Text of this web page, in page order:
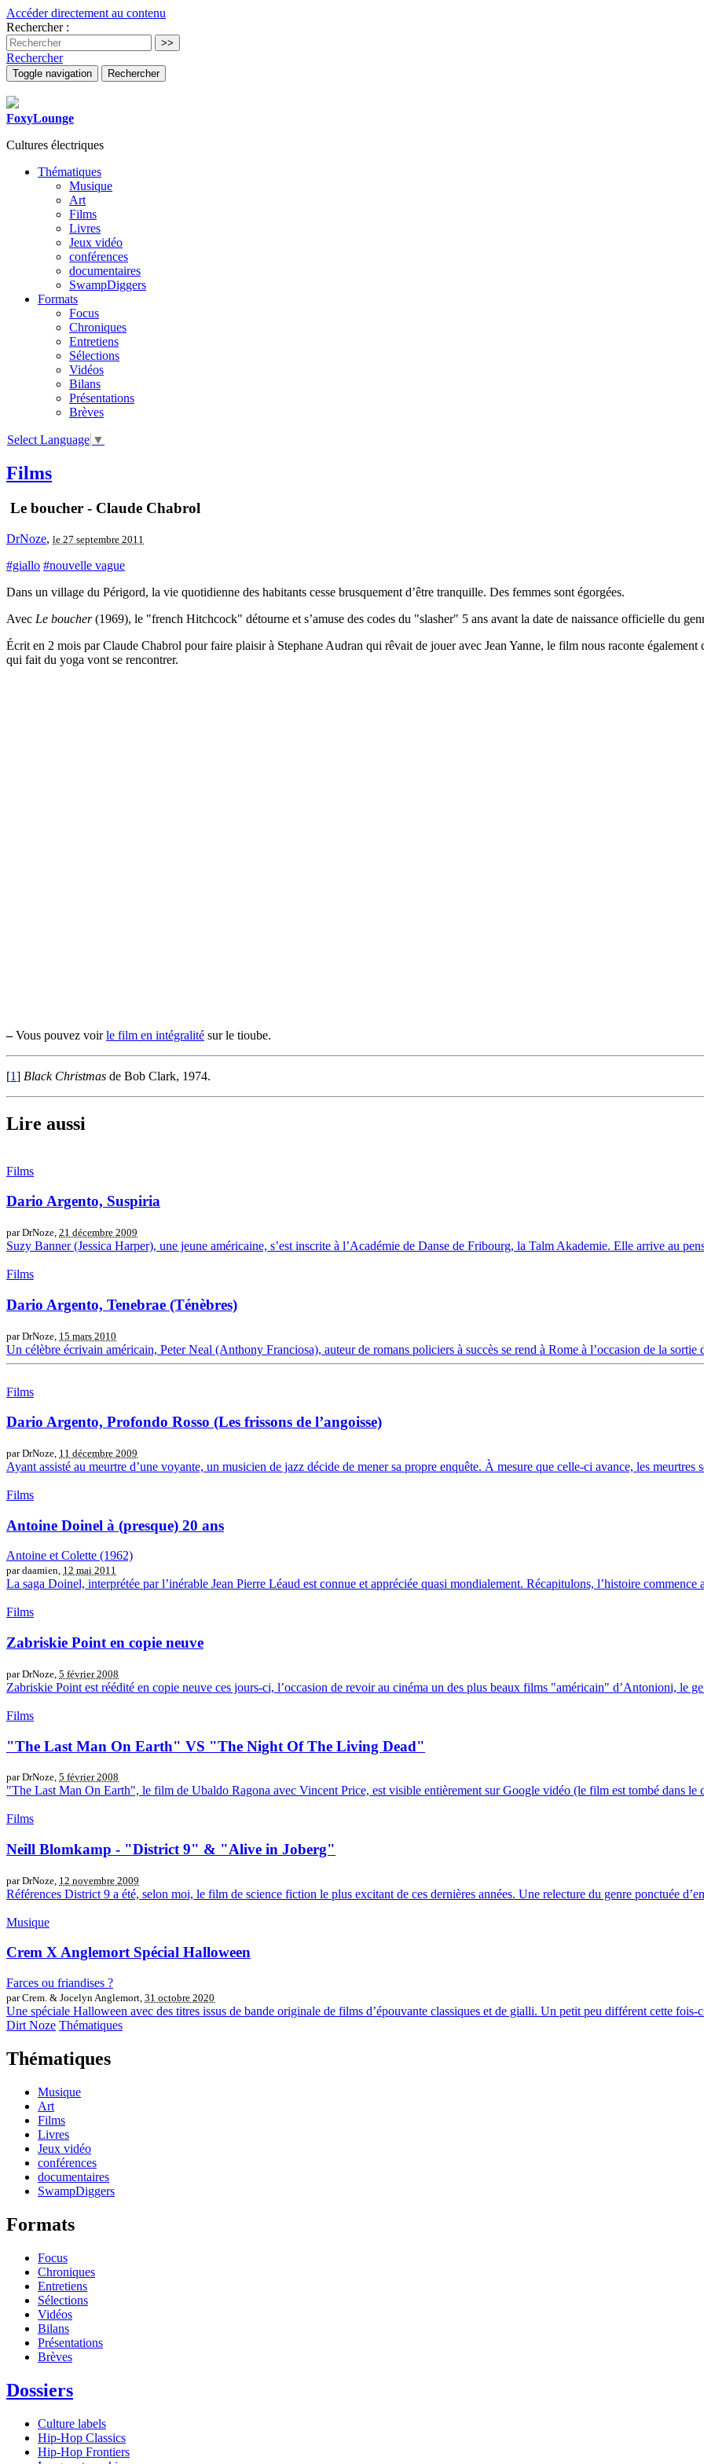
Accéder directement au contenu
Rechercher :
Rechercher
Toggle navigation Rechercher
FoxyLounge
Cultures électriques
Thématiques
Musique
Art
Films
Livres
Jeux vidéo
conférences
documentaires
SwampDiggers
Formats
Focus
Chroniques
Entretiens
Sélections
Vidéos
Bilans
Présentations
Brèves
Select Language ▼
Films
Le boucher - Claude Chabrol
DrNoze, le 27 septembre 2011
#giallo #nouvelle vague
Dans un village du Périgord, la vie quotidienne des habitants cesse brusquement d’être tranquille. Des femmes sont égorgées.
Avec Le boucher(1969), le "french Hitchcock" détourne et s’amuse des codes du "slasher" 5 ans avant la date de naissance officielle du
Écrit en 2 mois par Claude Chabrol pour faire plaisir à Stephane Audran qui rêvait de jouer avec Jean Yanne, le film nous raconte
qui fait du yoga vont se rencontrer.
–Vous pouvez voirle film en intégralité sur le tioube.
[1] Black Christmas de Bob Clark, 1974.
Lire aussi
Films
Dario Argento, Suspiria
par DrNoze, 21 décembre 2009
Suzy Banner (Jessica Harper), une jeune américaine, s’est inscrite à l’Académie de Danse de Fribourg, la Talm Akademie. Elle arrive au
Films
Dario Argento, Tenebrae (Ténèbres)
par DrNoze, 15 mars 2010
Un célèbre écrivain américain, Peter Neal (Anthony Franciosa), auteur de romans policiers à succès se rend à Rome à l’occasion de la sortie
Films
Dario Argento, Profondo Rosso (Les frissons de l’angoisse)
par DrNoze, 11 décembre 2009
Ayant assisté au meurtre d’une voyante, un musicien de jazz décide de mener sa propre enquête. À mesure que celle-ci avance, les meurtres
Films
Antoine Doinel à (presque) 20 ans
Antoine et Colette (1962)
par daamien, 12 mai 2011
La saga Doinel, interprétée par l’inérable Jean Pierre Léaud est connue et appréciée quasi mondialement. Récapitulons, l’histoire commence
Films
Zabriskie Point en copie neuve
par DrNoze, 5 février 2008
Zabriskie Point est réédité en copie neuve ces jours-ci, l’occasion de revoir au cinéma un des plus beaux films "américain" d’Antonioni, le
Films
"The Last Man On Earth" VS "The Night Of The Living Dead"
par DrNoze, 5 février 2008
"The Last Man On Earth", le film de Ubaldo Ragona avec Vincent Price, est visible entièrement sur Google vidéo (le film est tombé dans le
Films
Neill Blomkamp - "District 9" & "Alive in Joberg"
par DrNoze, 12 novembre 2009
Références District 9 a été, selon moi, le film de science fiction le plus excitant de ces dernières années. Une relecture du genre ponctuée
Musique
Crem X Anglemort Spécial Halloween
Farces ou friandises ?
par Crem. & Jocelyn Anglemort, 31 octobre 2020
Une spéciale Halloween avec des titres issus de bande originale de films d’épouvante classiques et de gialli. Un petit peu différent cette fois-
Dirt Noze Thématiques
Thématiques
Musique
Art
Films
Livres
Jeux vidéo
conférences
documentaires
SwampDiggers
Formats
Focus
Chroniques
Entretiens
Sélections
Vidéos
Bilans
Présentations
Brèves
Dossiers
Culture labels
Hip-Hop Classics
Hip-Hop Frontiers